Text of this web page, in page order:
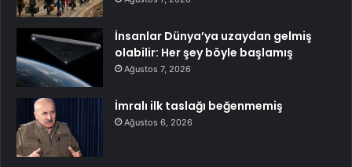
İnsanlar Dünya’ya uzaydan gelmiş
olabilir: Her şey böyle başlamış
Ağustos 7, 2026
İmralı ilk taslağı beğenmemiş
Ağustos 6, 2026